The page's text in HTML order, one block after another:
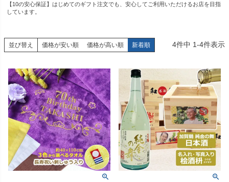
【10の安心保証】はじめてのギフト注文でも、安心してご利用いただけるお店を目指
しています。
並び替え 価格が安い順 価格が高い順 新着順 4件中 1-4件表示